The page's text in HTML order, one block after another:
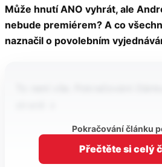
Může hnutí ANO vyhrát, ale
nebude premiérem? A co
naznačil o povolebním
Pokračování článku
Přečtěte si celý